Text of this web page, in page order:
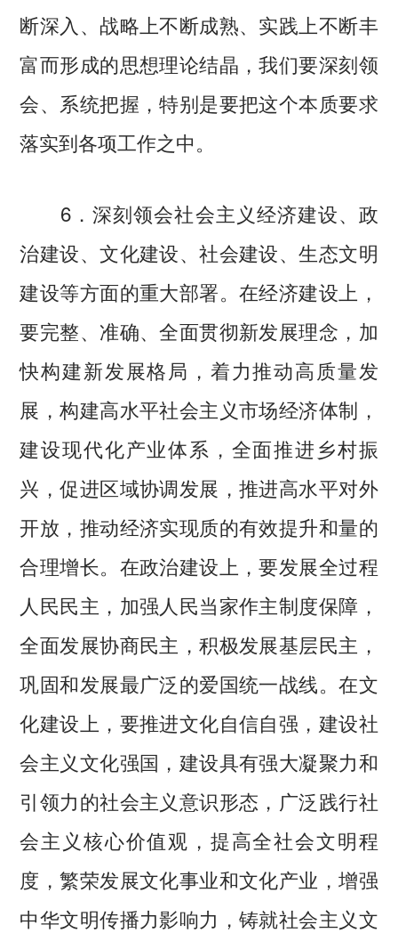
断深入、战略上不断成熟、实践上不断丰
富而形成的思想理论结晶，我们要深刻领
会、系统把握，特别是要把这个本质要求
落实到各项工作之中。
6．深刻领会社会主义经济建设、政
治建设、文化建设、社会建设、生态文明
建设等方面的重大部署。在经济建设上，
要完整、准确、全面贯彻新发展理念，加
快构建新发展格局，着力推动高质量发
展，构建高水平社会主义市场经济体制，
建设现代化产业体系，全面推进乡村振
兴，促进区域协调发展，推进高水平对外
开放，推动经济实现质的有效提升和量的
合理增长。在政治建设上，要发展全过程
人民民主，加强人民当家作主制度保障，
全面发展协商民主，积极发展基层民主，
巩固和发展最广泛的爱国统一战线。在文
化建设上，要推进文化自信自强，建设社
会主义文化强国，建设具有强大凝聚力和
引领力的社会主义意识形态，广泛践行社
会主义核心价值观，提高全社会文明程
度，繁荣发展文化事业和文化产业，增强
中华文明传播力影响力，铸就社会主义文